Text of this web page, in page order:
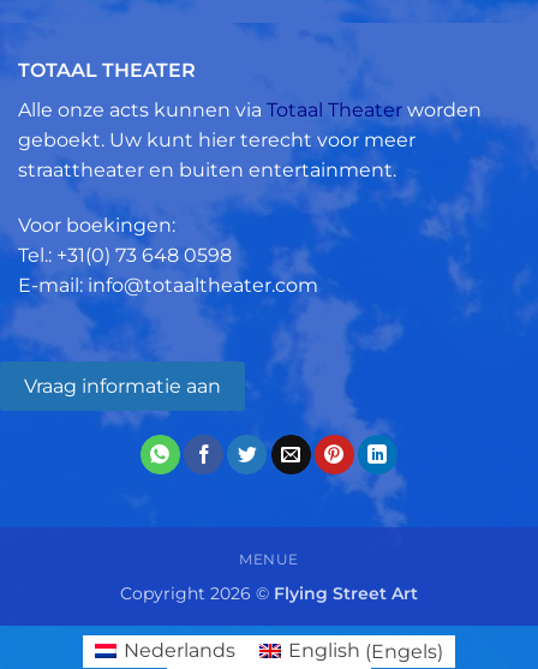
TOTAAL THEATER
Alle onze acts kunnen via Totaal Theater worden
geboekt. Uw kunt hier terecht voor meer
straattheater en buiten entertainment.
Voor boekingen:
Tel.: +31(0) 73 648 0598
E-mail: info@totaaltheater.com
Vraag informatie aan
MENUE
Copyright 2026 © Flying Street Art
Nederlands English (Engels)